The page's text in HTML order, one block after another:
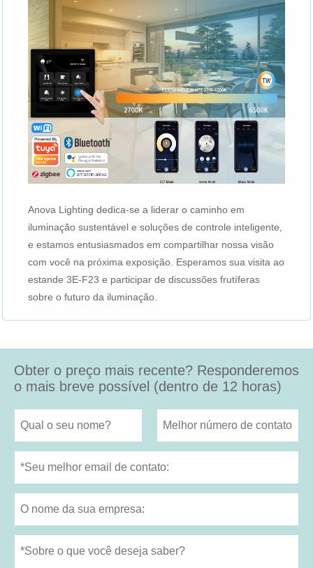
Anova Lighting dedica-se a liderar o caminho em
iluminação sustentável e soluções de controle inteligente,
e estamos entusiasmados em compartilhar nossa visão
com você na próxima exposição. Esperamos sua visita ao
estande 3E-F23 e participar de discussões frutíferas
sobre o futuro da iluminação.
Obter o preço mais recente? Responderemos
o mais breve possível (dentro de 12 horas)